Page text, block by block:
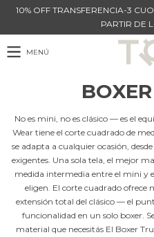
10% OFF TRANSFERENCIA-3
PARTIR DE
MENÚ
No es mini, no es clásico — es el
Wear tiene el corte cuadrado de
se adapta a cualquier ocasión,
exigentes. Una sola tela, el mejor
medida intermedia entre el mini y
eligen. El corte cuadrado
extensión total del clásico — el
funcionalidad en un solo boxer.
material que necesitás El Boxer